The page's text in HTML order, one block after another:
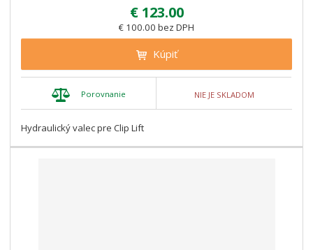
€ 123.00
€ 100.00 bez DPH
Kúpiť
Porovnanie NIE JE SKLADOM
Hydraulický valec pre Clip Lift